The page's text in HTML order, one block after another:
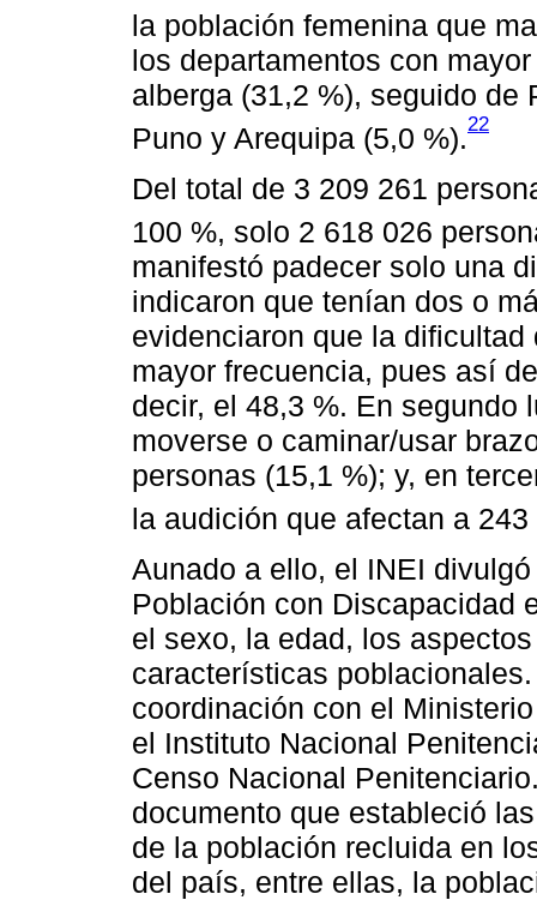
la población femenina que
los departamentos con
alberga (31,2 %), seguido de
Puno y Arequipa (5,0 %).22
Del total de 3 209 261
100 %, solo 2 618 026
manifestó padecer solo una
indicaron que tenían dos o
evidenciaron que la
mayor frecuencia, pues así
decir, el 48,3 %. En segundo
moverse o caminar/usar
personas (15,1 %); y, en
la audición que afectan a
Aunado a ello, el INEI
Población con Discapacidad
el sexo, la edad, los
características
coordinación con el
el Instituto Nacional
Censo Nacional
documento que estableció
de la población recluida en
del país, entre ellas, la